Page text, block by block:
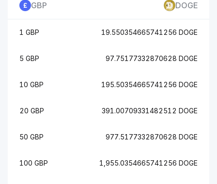
GBP DOGE
1 GBP 19.550354665741256 DOGE
5 GBP 97.75177332870628 DOGE
10 GBP 195.50354665741256 DOGE
20 GBP 391.00709331482512 DOGE
50 GBP 977.5177332870628 DOGE
100 GBP 1,955.0354665741256 DOGE